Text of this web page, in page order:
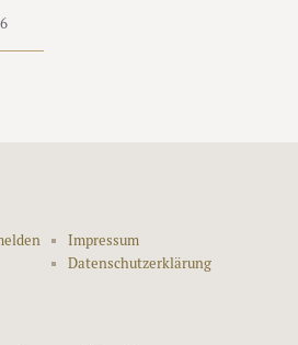
Impressum
Datenschutzerklärung